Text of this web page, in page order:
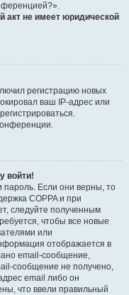
акт не имеет юридической
регистрацию новых
ваш IP-адрес или
войти!
пароль. Если они верны, то
COPPA и при
следуйте полученным
чтобы все новые
или
отображается в
email-сообщение,
сообщение не получено,
email либо он
что ввели правильный